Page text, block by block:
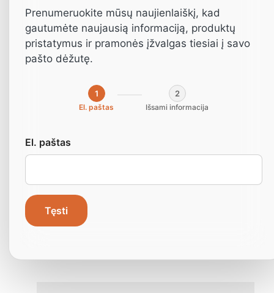
gamybos mašinos
"NichoMachines" pristato aukštos kokybės
ir pigias mašinas, kurios jums pasiekiamos
užsakome mašinas, kurioms suteikiama 3
metų garantija.
Pagrindinis » Mašinos
Prenumeruokite mūsų naujienlaiškį, kad
gautumėte naujausią informaciją, produktų
pristatymus ir pramonės įžvalgas tiesiai į savo
pašto dėžutę.
1
El. paštas
2
Išsami informacija
El. paštas
Tęsti